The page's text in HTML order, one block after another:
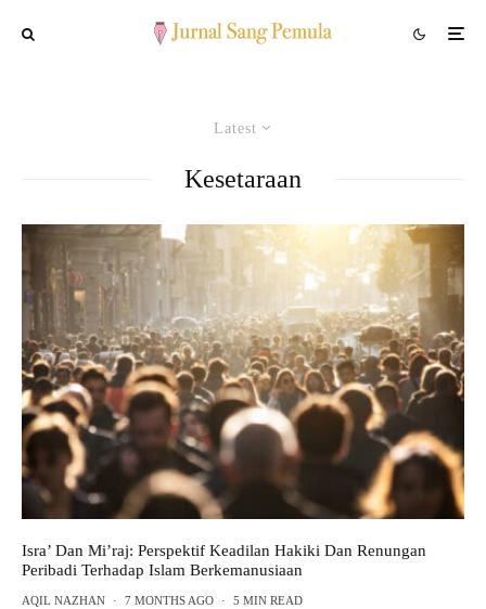
Latest
Kesetaraan
Isra’ Dan Mi’raj: Perspektif Keadilan Hakiki Dan Renungan
Peribadi Terhadap Islam Berkemanusiaan
AQIL NAZHAN · 7 MONTHS AGO · 5 MIN READ